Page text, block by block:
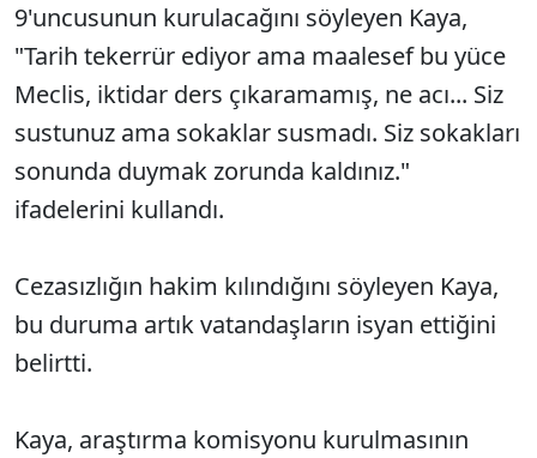
9'uncusunun kurulacağını söyleyen Kaya,
"Tarih tekerrür ediyor ama maalesef bu yüce
Meclis, iktidar ders çıkaramamış, ne acı... Siz
sustunuz ama sokaklar susmadı. Siz sokakları
sonunda duymak zorunda kaldınız."
ifadelerini kullandı.
Cezasızlığın hakim kılındığını söyleyen Kaya,
bu duruma artık vatandaşların isyan ettiğini
belirtti.
Kaya, araştırma komisyonu kurulmasının